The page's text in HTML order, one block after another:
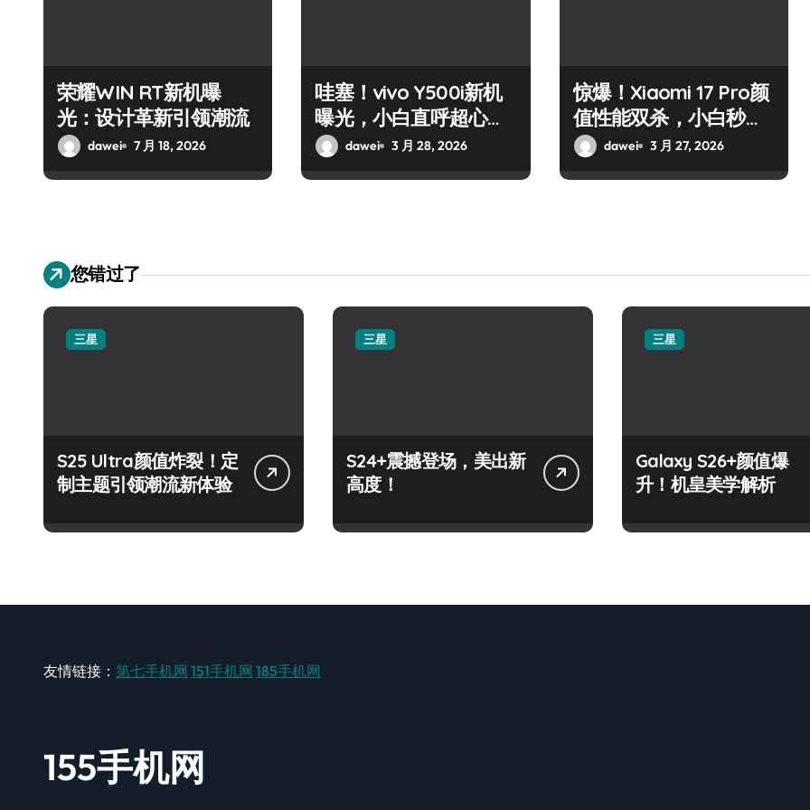
荣耀WIN RT新机曝
光：设计革新引领潮流
dawei 7 月 18, 2026
哇塞！vivo Y500i新机
曝光，小白直呼超心
动！dawei 3 月 28, 2026
惊爆！Xiaomi 17 Pro颜
值性能双杀，小白秒心
动！dawei 3 月 27, 2026
您错过了
三星
S25 Ultra颜值炸裂！定
制主题引领潮流新体验
三星
S24+震撼登场，美出新
高度！
三星
Galaxy S26+颜值爆
升！机皇美学解析
友情链接： 第七手机网 151手机网 185手机网
155手机网